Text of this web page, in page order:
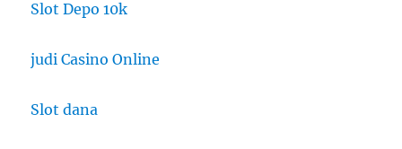
Slot Depo 10k
judi Casino Online
Slot dana